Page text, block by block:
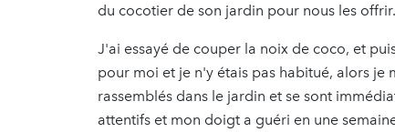
du cocotier de son jardin pour nous les offrir.
J'ai essayé de couper la noix de coco, et
pour moi et je n'y étais pas habitué, alors je
rassemblés dans le jardin et se sont
attentifs et mon doigt a guéri en une